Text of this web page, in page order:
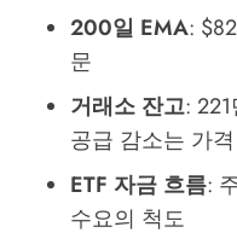
200일 EMA:
문
거래소 잔고:
공급 감소는 가
ETF 자금 흐름:
수요의 척도